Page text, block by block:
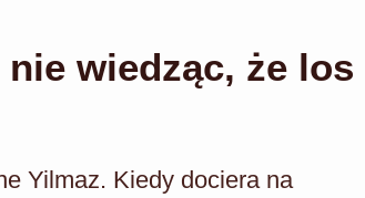
wiedząc, że los
Yilmaz. Kiedy dociera na